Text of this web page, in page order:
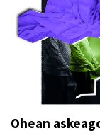
Ohean